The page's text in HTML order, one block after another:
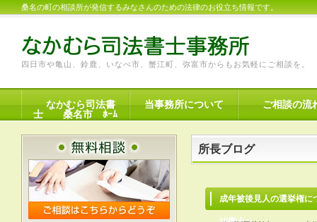
桑名の町の相談所が発信するみなさんのための法律のお役立ち情報です。
四日市や亀山、鈴鹿、いなべ市、蟹江町、弥富市からもお気軽にご相談を。
なかむら司法書
士 桑名市 ﾎｰﾑ
当事務所について ご相談の流
所長ブログ
成年被後見人の選挙権